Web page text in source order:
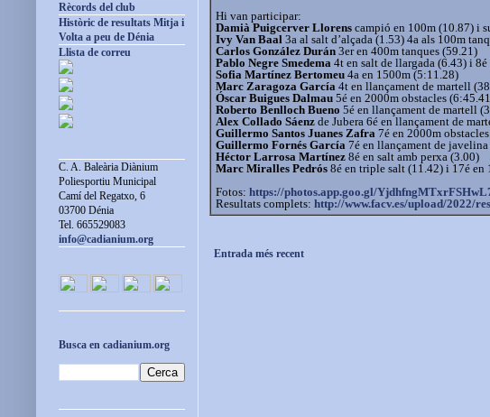
Hi van participar:
Damià Puigcerver Llorens campió en 100m (10.87) i
Ivy Van Baal 3a al salt d’alçada (1.53) 4a als 100m
Carlos González Durán 3er en 400m tanques (59.21)
Pablo Negre Smedema 4t en salt de llargada (6.43) i
Sofia Martínez Bertomeu 4a en 1500m (5:11.28)
Marc Zaragoza García 4t en llançament de martell
Óscar Buigues Dalmau 5é en 2000m obstacles
Roberto Benlloch Bueno 5é en llançament de martell
Alex Collado Sáenz de Jubera 6é en llançament de
Guillermo Santos Juanes Zafra 7é en 2000m
Guillermo Fornés García 7é en llançament de
Héctor Larrosa Martínez 8é en salt amb perxa (3.00)
Marc Miralles Pedrós 8é en triple salt (11.42) i 17é en
Fotos: https://photos.app.goo.gl/
Resultats complets: http://www.facv.es/upload/2022/
Entrada més recent
Rècords del club
Històric de resultats Mitja i
Volta a peu de Dénia
Llista de correu
C. A. Baleària Diànium
Poliesportiu Municipal
Camí del Regatxo, 6
03700 Dénia
Tel. 665529083
info@cadianium.org
Busca en cadianium.org